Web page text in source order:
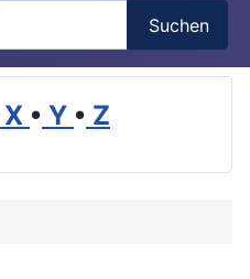
Suchen
X • Y • Z